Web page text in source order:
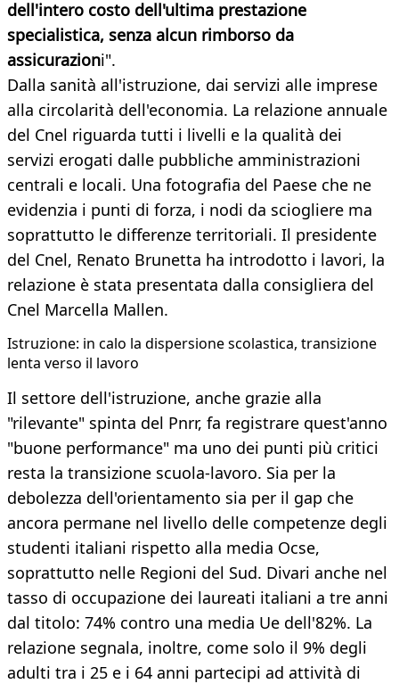
dell'intero costo dell'ultima prestazione
specialistica, senza alcun rimborso da
assicurazioni".
Dalla sanità all'istruzione, dai servizi alle imprese
alla circolarità dell'economia. La relazione annuale
del Cnel riguarda tutti i livelli e la qualità dei
servizi erogati dalle pubbliche amministrazioni
centrali e locali. Una fotografia del Paese che ne
evidenzia i punti di forza, i nodi da sciogliere ma
soprattutto le differenze territoriali. Il presidente
del Cnel, Renato Brunetta ha introdotto i lavori, la
relazione è stata presentata dalla consigliera del
Cnel Marcella Mallen.
Istruzione: in calo la dispersione scolastica, transizione
lenta verso il lavoro
Il settore dell'istruzione, anche grazie alla
"rilevante" spinta del Pnrr, fa registrare quest'anno
"buone performance" ma uno dei punti più critici
resta la transizione scuola-lavoro. Sia per la
debolezza dell'orientamento sia per il gap che
ancora permane nel livello delle competenze degli
studenti italiani rispetto alla media Ocse,
soprattutto nelle Regioni del Sud. Divari anche nel
tasso di occupazione dei laureati italiani a tre anni
dal titolo: 74% contro una media Ue dell'82%. La
relazione segnala, inoltre, come solo il 9% degli
adulti tra i 25 e i 64 anni partecipi ad attività di